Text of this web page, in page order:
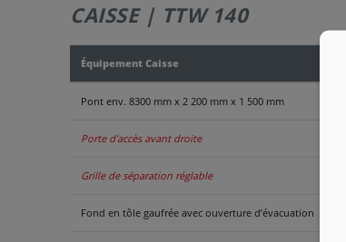
CAISSE | TTW 140
Équipement Caisse
Pont env. 8300 mm x 2 200 mm x 1 500 mm
Porte d'accès avant droite
Grille de séparation réglable
Fond en tôle gaufrée avec ouverture d’évacuation